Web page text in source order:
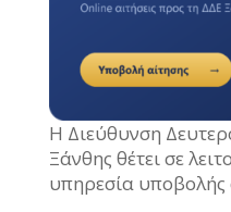
Η Διεύθυνση
Ξάνθης θέτει σε
υπηρεσία υποβολής